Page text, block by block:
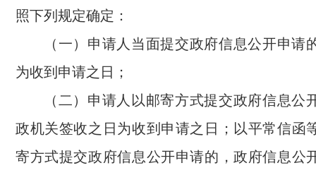
照下列规定确定：
（一）申请人当面提交政府信息公开申请
为收到申请之日；
（二）申请人以邮寄方式提交政府信息公
政机关签收之日为收到申请之日；以平常信函
寄方式提交政府信息公开申请的，政府信息公